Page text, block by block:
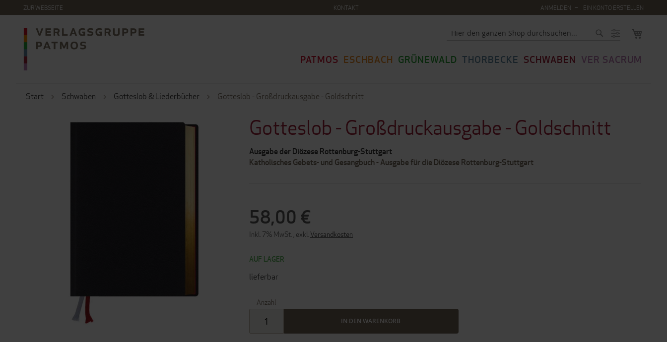
ZUR WEBSEITE KONTAKT
DIREKT
INHALT
ANMELDEN EIN KONTO ERSTELLEN
PATMOS ESCHBACH GRÜNEWALD THORBECKE SCHWABEN VER SACRUM
Start Schwaben Gotteslob & Liederbücher Gotteslob - Großdruckausgabe - Goldschnitt
Gotteslob - Großdruckausgabe - Goldschnitt
Ausgabe der Diözese Rottenburg-Stuttgart
Katholisches Gebets- und Gesangbuch - Ausgabe für die Diözese Rottenburg-Stuttgart
58,00 €
Inkl. 7% MwSt. , exkl. Versandkosten
AUF LAGER
lieferbar
Anzahl
IN DEN WARENKORB
ZUM